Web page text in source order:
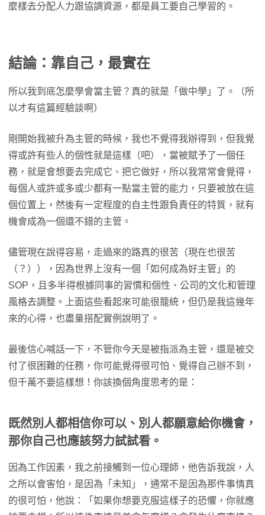
麼樣去分配人力跟協調資源，都是員工要自己學習的。
結論：靠自己，最實在
所以我到底怎麼學會當主管？真的就是「做中學」了。（所
以才有這篇經驗談啊）
剛開始我被升為主管的時候，我也不覺得我辦得到，但我覺
得或許有些人的個性就是這樣（吧），當被賦予了一個任
務，就是會想要去完成它、把它做好，所以我常常會覺得，
每個人或許或多或少都有一點當主管的能力，只要被放在這
個位置上，然後有一定程度的自主性跟負責任的特質，就有
機會成為一個還不錯的主管。
儘管現在說得容易，走過來的路真的很苦（現在也很苦
（？）），因為世界上沒有一個「如何成為好主管」的
SOP，且多半得根據同事的習慣和個性、公司的文化和管理
風格去調整。上面這些看起來可能很籠統，但仍是我這幾年
來的心得，也盡量搭配實例說明了。
最後信心喊話一下，不管你今天是被指派為主管，還是被交
付了很困難的任務，你可能覺得很可怕、覺得自己辦不到，
但千萬不要這樣想！你該換個角度思考的是：
既然別人都相信你可以、別人都願意給你機會，
那你自己也應該努力試試看。
因為工作因素，我之前接觸到一位心理師，他告訴我說，人
之所以會害怕，是因為「未知」，通常不是因為那件事情真
的很可怕，他說：「如果你想要克服這樣子的恐懼，你就應